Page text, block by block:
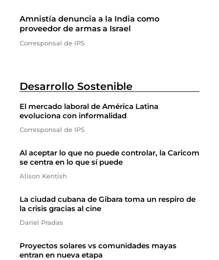
Amnistía denuncia a la India como
proveedor de armas a Israel
Corresponsal de IPS
Desarrollo Sostenible
El mercado laboral de América Latina
evoluciona con informalidad
Corresponsal de IPS
Al aceptar lo que no puede controlar, la Caricom
se centra en lo que sí puede
Alison Kentish
La ciudad cubana de Gibara toma un respiro de
la crisis gracias al cine
Dariel Pradas
Proyectos solares vs comunidades mayas
entran en nueva etapa